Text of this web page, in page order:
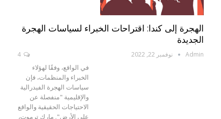
الهجرة إلى كندا: اقتراحات الخبراء لسياسات الهجرة
الجديدة
Admin نوفمبر 22, 2022
في الواقع، وفقًا لهؤلاء
الخبراء والمنظمات، فإن
سياسات الهجرة الفيدرالية
والإقليمية "منفصلة عن
الاحتياجات الحقيقية والواقع
على الأرض". مارك ترموت،